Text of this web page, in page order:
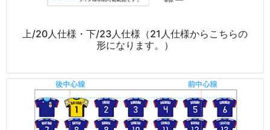
上/20人仕様・下/23人仕様（21人仕様からこちらの
形になります。）